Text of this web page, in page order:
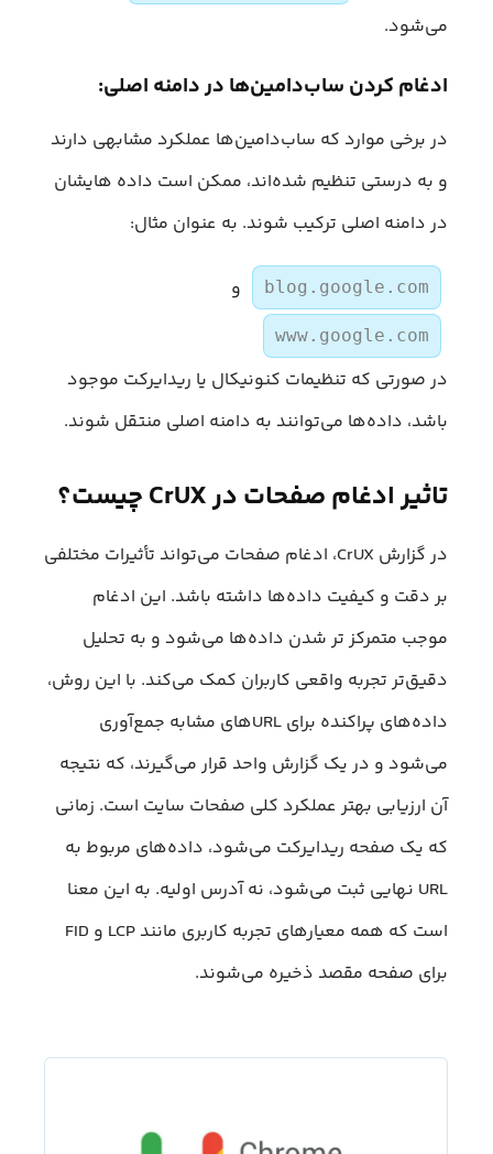
می‌شود.
ادغام کردن ساب‌دامین‌ها در دامنه اصلی:
در برخی موارد که ساب‌دامین‌ها عملکرد مشابهی دارند
و به درستی تنظیم شده‌اند، ممکن است داده هایشان
در دامنه اصلی ترکیب شوند. به عنوان مثال:
blog.google.com و
www.google.com
در صورتی که تنظیمات کنونیکال یا ریدایرکت موجود
باشد، داده‌ها می‌توانند به دامنه اصلی منتقل شوند.
تاثیر ادغام صفحات در CrUX چیست؟
در گزارش CrUX، ادغام صفحات می‌تواند تأثیرات مختلفی
بر دقت و کیفیت داده‌ها داشته باشد. این ادغام
موجب متمرکز تر شدن داده‌ها می‌شود و به تحلیل
دقیق‌تر تجربه واقعی کاربران کمک می‌کند. با این روش،
داده‌های پراکنده برای URLهای مشابه جمع‌آوری
می‌شود و در یک گزارش واحد قرار می‌گیرند، که نتیجه
آن ارزیابی بهتر عملکرد کلی صفحات سایت است. زمانی
که یک صفحه ریدایرکت می‌شود، داده‌های مربوط به
URL نهایی ثبت می‌شود، نه آدرس اولیه. به این معنا
است که همه معیارهای تجربه کاربری مانند LCP و FID
برای صفحه مقصد ذخیره می‌شوند.